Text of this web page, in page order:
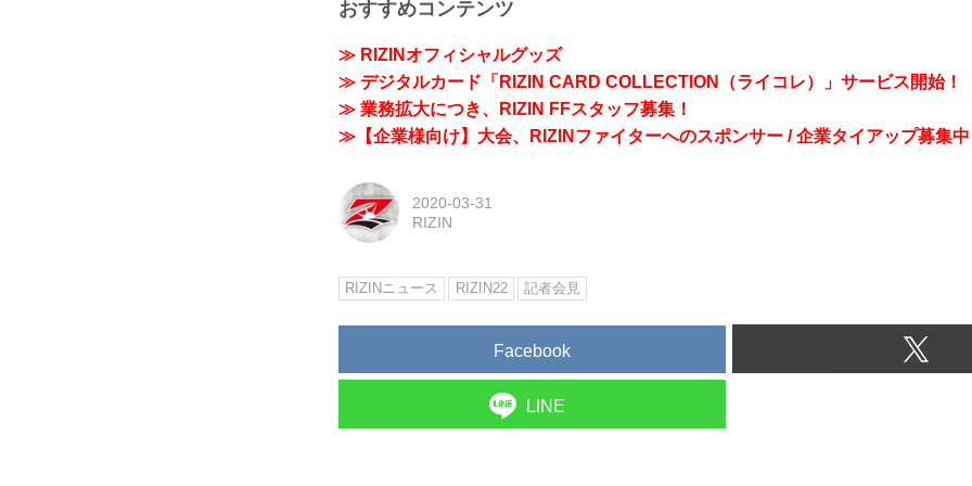
おすすめコンテンツ
≫ RIZINオフィシャルグッズ
≫ デジタルカード「RIZIN CARD COLLECTION（ライコレ）」サービス開始！
≫ 業務拡大につき、RIZIN FFスタッフ募集！
≫【企業様向け】大会、RIZINファイターへのスポンサー / 企業タイアップ募集
2020-03-31
RIZIN
RIZINニュース RIZIN22 記者会見
Facebook
LINE